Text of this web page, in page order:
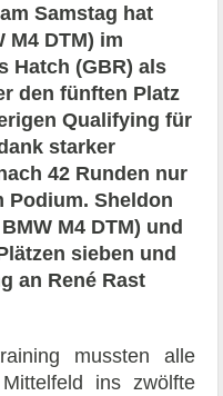
Samstag hat
M4 DTM) im
Hatch (GBR) als
den fünften Platz
Qualifying für
starker
42 Runden nur
Podium. Sheldon
M4 DTM) und
sieben und
an René Rast
mussten alle
ins zwölfte